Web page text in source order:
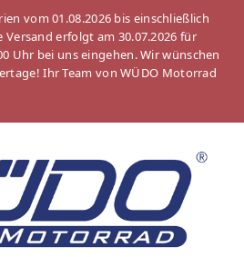
vom 01.08.2026 bis einschließlich
Versand erfolgt am 30.07.2026 für
Uhr bei uns eingehen. Wir wünschen
Ihr Team von WÜDO Motorrad